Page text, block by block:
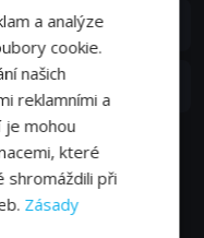
22. 12. 1982
a analýze
cookie.
našich
reklamními a
je mohou
které
shromáždili při
Zásady